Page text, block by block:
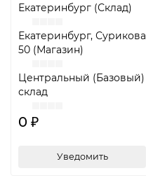
Екатеринбург (Склад)
Екатеринбург, Сурикова
50 (Магазин)
Центральный (Базовый)
склад
0 ₽
Уведомить